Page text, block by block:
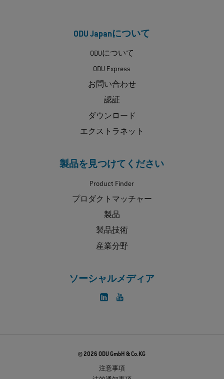
ODU Japanについて
ODUについて
ODU Express
お問い合わせ
認証
ダウンロード
エクストラネット
製品を見つけてください
Product Finder
プロダクトマッチャー
製品
製品技術
産業分野
ソーシャルメディア
© 2026 ODU GmbH & Co.KG
注意事項